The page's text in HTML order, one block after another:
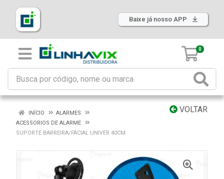
Baixe já nosso APP
0
VOLTAR
INÍCIO
ALARMES
ACESSORIOS DE ALARME
SUPORTE BARREIRA/FACIAL UNIVER 40CM